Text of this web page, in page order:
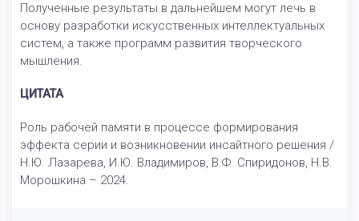
Полученные результаты в дальнейшем могут лечь в
основу разработки искусственных интеллектуальных
систем, а также программ развития творческого
мышления.
ЦИТАТА
Роль рабочей памяти в процессе формирования
эффекта серии и возникновении инсайтного решения /
Н.Ю. Лазарева, И.Ю. Владимиров, В.Ф. Спиридонов, Н.В.
Морошкина – 2024.